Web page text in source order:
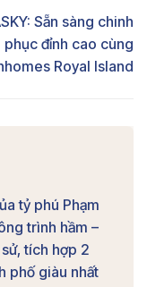
Sẵn sàng chinh
phục đỉnh cao cùng
Royal Island
tỷ phú Phạm
trình hầm –
tích hợp 2
phố giàu nhất